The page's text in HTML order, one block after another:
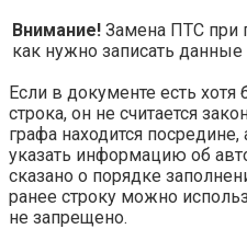
Внимание! Замена ПТС при
как нужно записать данные
Если в документе есть
строка, он не считается
графа находится
указать информацию об
сказано о порядке
ранее строку можно
не запрещено.